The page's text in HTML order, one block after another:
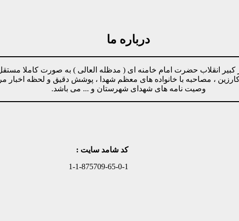
درباره ما
پیروی از دستورات رهبر کبیر انقلاب حضرت امام خامنه ای ( مدظله العالی ) به
، مصاحبه با خانواده های معظم شهدا ، پوشش دقیق و لحظه
وصیت نامه های شهدای شهرستان و ... می باشد.
کد شامد سایت :
1-1-875709-65-0-1